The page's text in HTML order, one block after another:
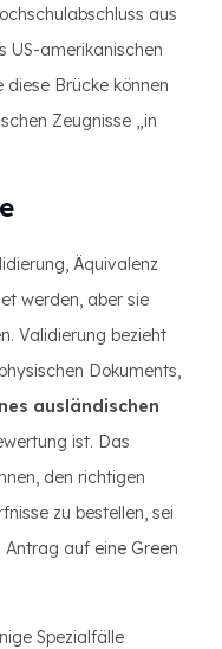
aus
US-amerikanischen
diese Brücke können
Zeugnisse „in
Äquivalenz
werden, aber sie
Validierung bezieht
Dokuments,
ausländischen
ist. Das
den richtigen
zu bestellen, sei
Antrag auf eine Green
Spezialfälle